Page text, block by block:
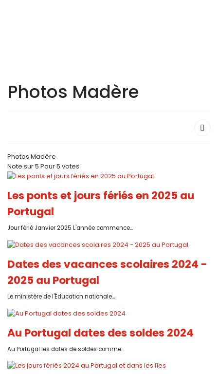
Photos Madère
Photos Madère
Note sur5 Pour5 votes
Les ponts et jours fériés en 2025 au
Portugal
Jour férié Janvier 2025 L'année commence...
Dates des vacances scolaires 2024 -
2025 au Portugal
Le ministère de l'Éducation nationale...
Au Portugal dates des soldes 2024
Au Portugal les dates de soldes comme...